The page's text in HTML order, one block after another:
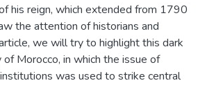
his reign, which extended from 1790
the attention of historians and
we will try to highlight this dark
Morocco, in which the issue of
was used to strike central